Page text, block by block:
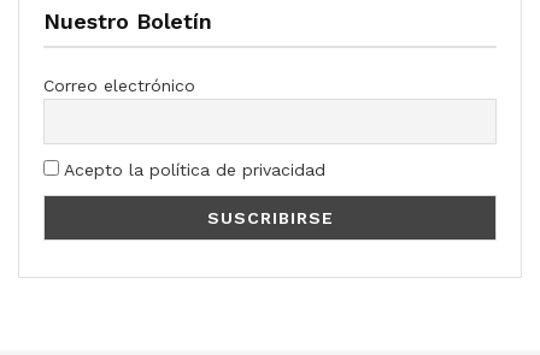
Nuestro Boletín
Correo electrónico
Acepto la política de privacidad